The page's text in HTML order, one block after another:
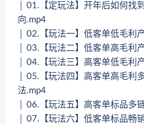
│ 01.【定玩法】开年后如何找
向.mp4
│ 02.【玩法一】低客单低毛利
│ 03.【玩法二】低客单高毛利
│ 04.【玩法三】高客单低毛利
│ 05.【玩法四】高客单高毛利
法.mp4
│ 06.【玩法五】高客单标品多
│ 07.【玩法六】低客单标品畅